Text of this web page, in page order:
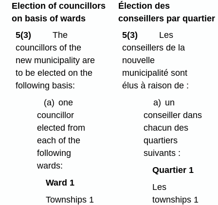
Election of councillors
on basis of wards
5(3)
The
councillors of the
new municipality are
to be elected on the
following basis:
(a) one
councillor
elected from
each of the
following
wards:
Ward 1
Townships 1
Élection des
conseillers par quartier
5(3)
Les
conseillers de la
nouvelle
municipalité sont
élus à raison de :
a) un
conseiller dans
chacun des
quartiers
suivants :
Quartier 1
Les
townships 1